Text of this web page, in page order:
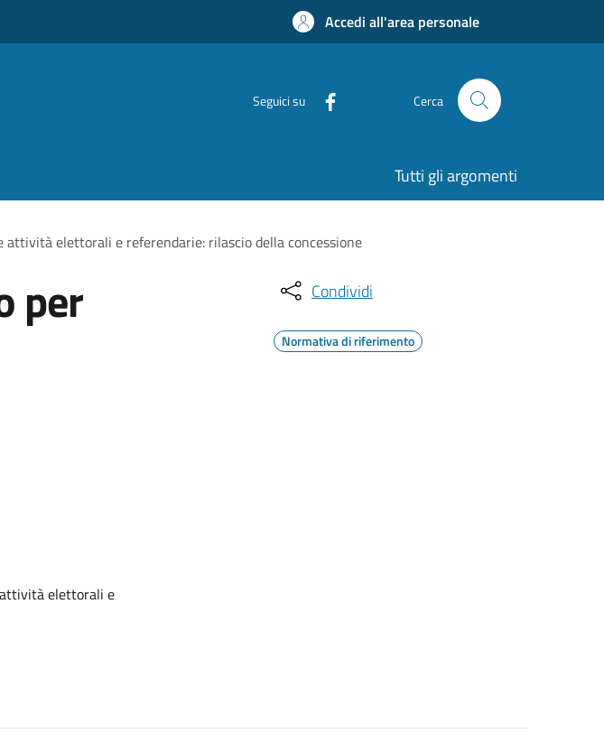
Accedi all'area personale
Seguici su Cerca
Tutti gli argomenti
attività elettorali e referendarie: rilascio della concessione
per
attività elettorali e
Condividi
Normativa di riferimento